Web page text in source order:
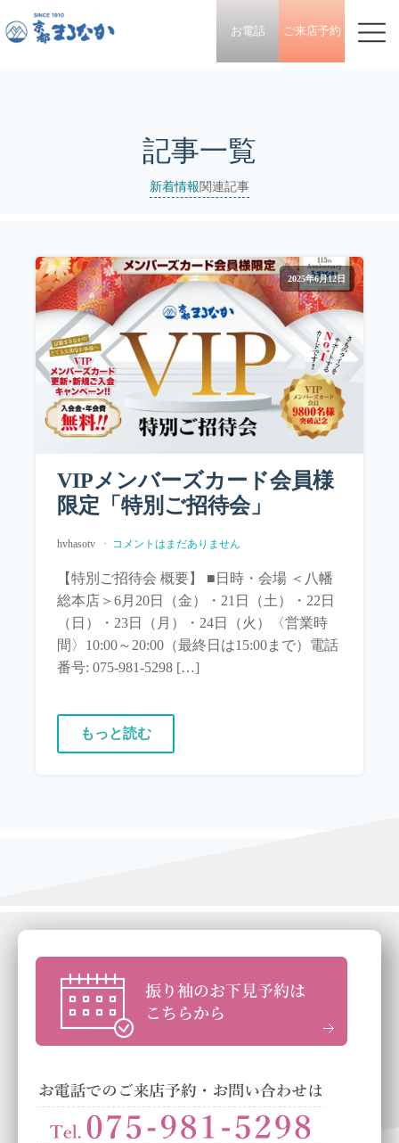
お電話 ご来店予約
記事一覧
新着情報関連記事
2025年6月12日
VIPメンバーズカード会員様
限定「特別ご招待会」
hvhasotv コメントはまだありません
【特別ご招待会 概要】 ■日時・会場 ＜八幡
総本店＞6月20日（金）・21日（土）・22日
（日）・23日（月）・24日（火）〈営業時
間〉10:00～20:00（最終日は15:00まで）電話
番号: 075-981-5298 […]
もっと読む